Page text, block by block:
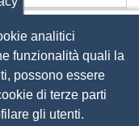
SERVIZIO PER
PER GLI
PIANI -1 -2 -3
analitici
funzionalità quali la
possono essere
di terze parti
gli utenti.